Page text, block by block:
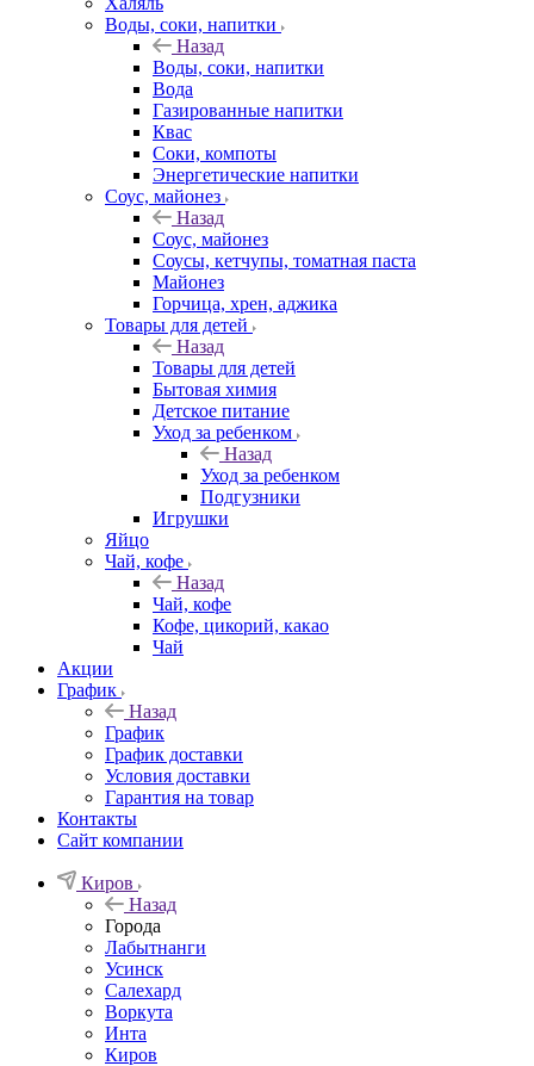
Воды, соки, напитки
Назад
Воды, соки, напитки
Вода
Газированные напитки
Квас
Соки, компоты
Энергетические напитки
Соус, майонез
Назад
Соус, майонез
Соусы, кетчупы, томатная паста
Майонез
Горчица, хрен, аджика
Товары для детей
Назад
Товары для детей
Бытовая химия
Детское питание
Уход за ребенком
Назад
Уход за ребенком
Подгузники
Игрушки
Яйцо
Чай, кофе
Назад
Чай, кофе
Кофе, цикорий, какао
Чай
Акции
График
Назад
График
График доставки
Условия доставки
Гарантия на товар
Контакты
Сайт компании
Киров
Назад
Города
Лабытнанги
Усинск
Салехард
Воркута
Инта
Киров